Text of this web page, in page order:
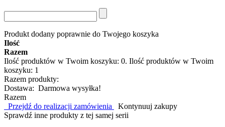
Produkt dodany poprawnie do Twojego koszyka
Ilość
Razem
Ilość produktów w Twoim koszyku: 0. Ilość produktów w Twoim
koszyku: 1
Razem produkty:
Dostawa: Darmowa wysyłka!
Razem
Przejdź do realizacji zamówienia
Kontynuuj zakupy
Sprawdź inne produkty z tej samej serii